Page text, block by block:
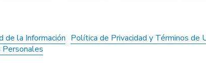
de la Información Política de Privacidad y Términos de